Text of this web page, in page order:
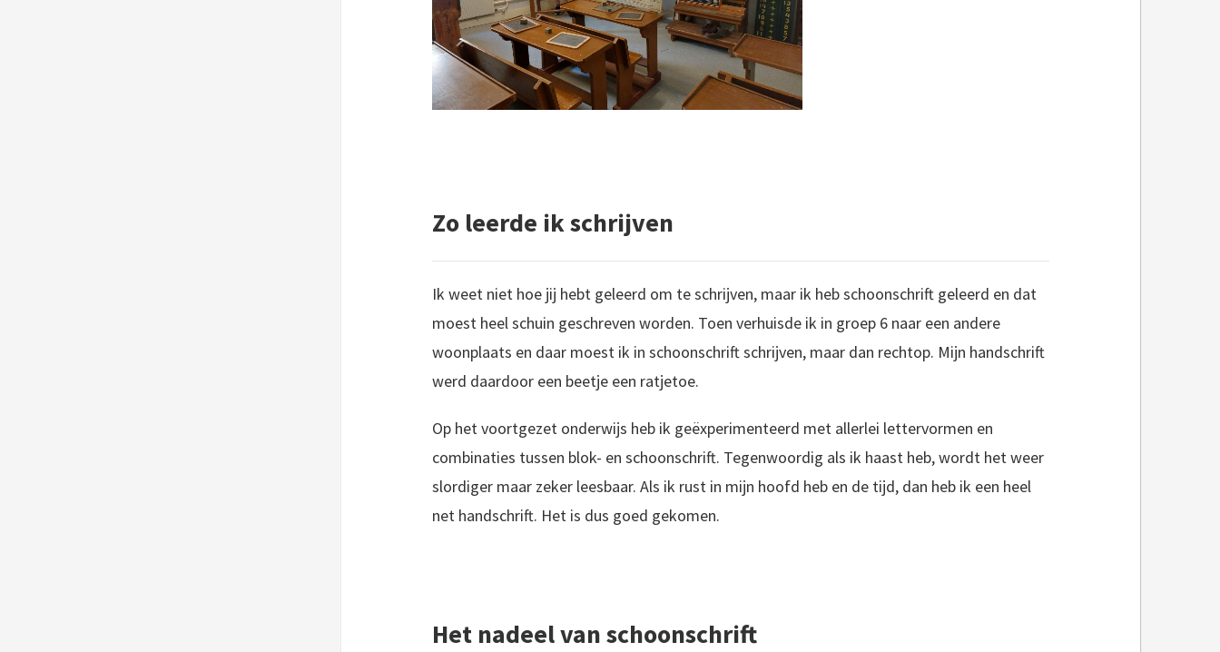
Zo leerde ik schrijven
Ik weet niet hoe jij hebt geleerd om te schrijven, maar ik heb schoonschrift geleerd en dat
moest heel schuin geschreven worden. Toen verhuisde ik in groep 6 naar een andere
woonplaats en daar moest ik in schoonschrift schrijven, maar dan rechtop. Mijn handschrift
werd daardoor een beetje een ratjetoe.
Op het voortgezet onderwijs heb ik geëxperimenteerd met allerlei lettervormen en
combinaties tussen blok- en schoonschrift. Tegenwoordig als ik haast heb, wordt het weer
slordiger maar zeker leesbaar. Als ik rust in mijn hoofd heb en de tijd, dan heb ik een heel
net handschrift. Het is dus goed gekomen.
Het nadeel van schoonschrift